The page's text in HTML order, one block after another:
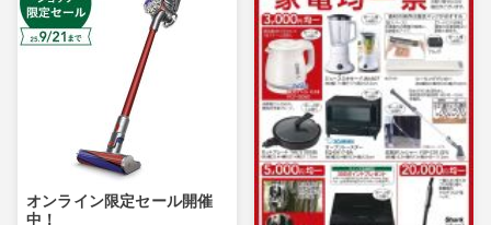
オンライン限定セール開催
中！